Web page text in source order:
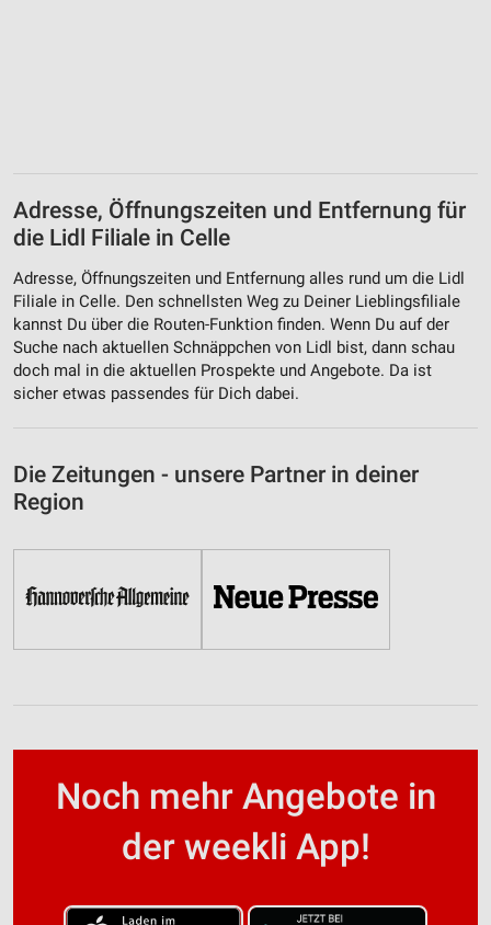
Adresse, Öffnungszeiten und Entfernung für
die Lidl Filiale in Celle
Adresse, Öffnungszeiten und Entfernung alles rund um die Lidl
Filiale in Celle. Den schnellsten Weg zu Deiner Lieblingsfiliale
kannst Du über die Routen-Funktion finden. Wenn Du auf der
Suche nach aktuellen Schnäppchen von Lidl bist, dann schau
doch mal in die aktuellen Prospekte und Angebote. Da ist
sicher etwas passendes für Dich dabei.
Die Zeitungen - unsere Partner in deiner
Region
Noch mehr Angebote in
der weekli App!